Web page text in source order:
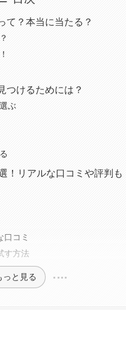
て？本当に当たる？
つけるためには？
ぶ
！リアルな口コミや評判も
口コミ
す方法
っと見る